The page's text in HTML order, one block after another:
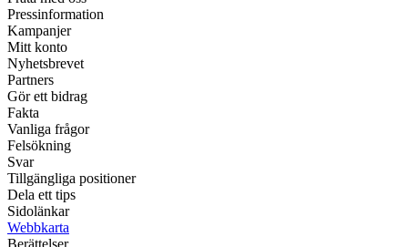
Pressinformation
Kampanjer
Mitt konto
Nyhetsbrevet
Partners
Gör ett bidrag
Fakta
Vanliga frågor
Felsökning
Svar
Tillgängliga positioner
Dela ett tips
Sidolänkar
Webbkarta
Berättelser